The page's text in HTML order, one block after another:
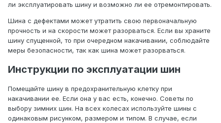
ли эксплуатировать шину и возможно ли ее отремонтировать.
Шина с дефектами может утратить свою первоначальную
прочность и на скорости может разорваться. Если вы храните
шину спущенной, то при очередном накачивании, соблюдайте
меры безопасности, так как шина может разорваться.
Инструкции по эксплуатации шин
Помещайте шину в предохранительную клетку при
накачивании ее. Если она у вас есть, конечно. Советы по
выбору зимних шин. На всех колесах используйте шины с
одинаковым рисунком, размером и типом. В случае, если